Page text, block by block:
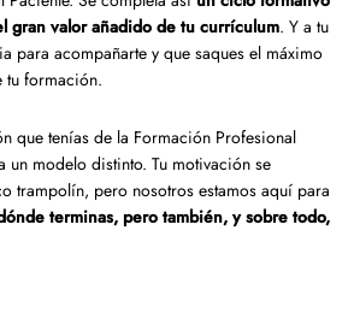
gran valor añadido de tu currículum. Y a tu
para acompañarte y que saques el máximo
tu formación.
que tenías de la Formación Profesional
un modelo distinto. Tu motivación se
trampolín, pero nosotros estamos aquí para
terminas, pero también, y sobre todo,